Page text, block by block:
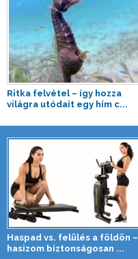
Ritka felvétel – így hozza
világra utódait egy hím c...
Haspad vs. felülés a földön –
hasizom biztonságosan ...